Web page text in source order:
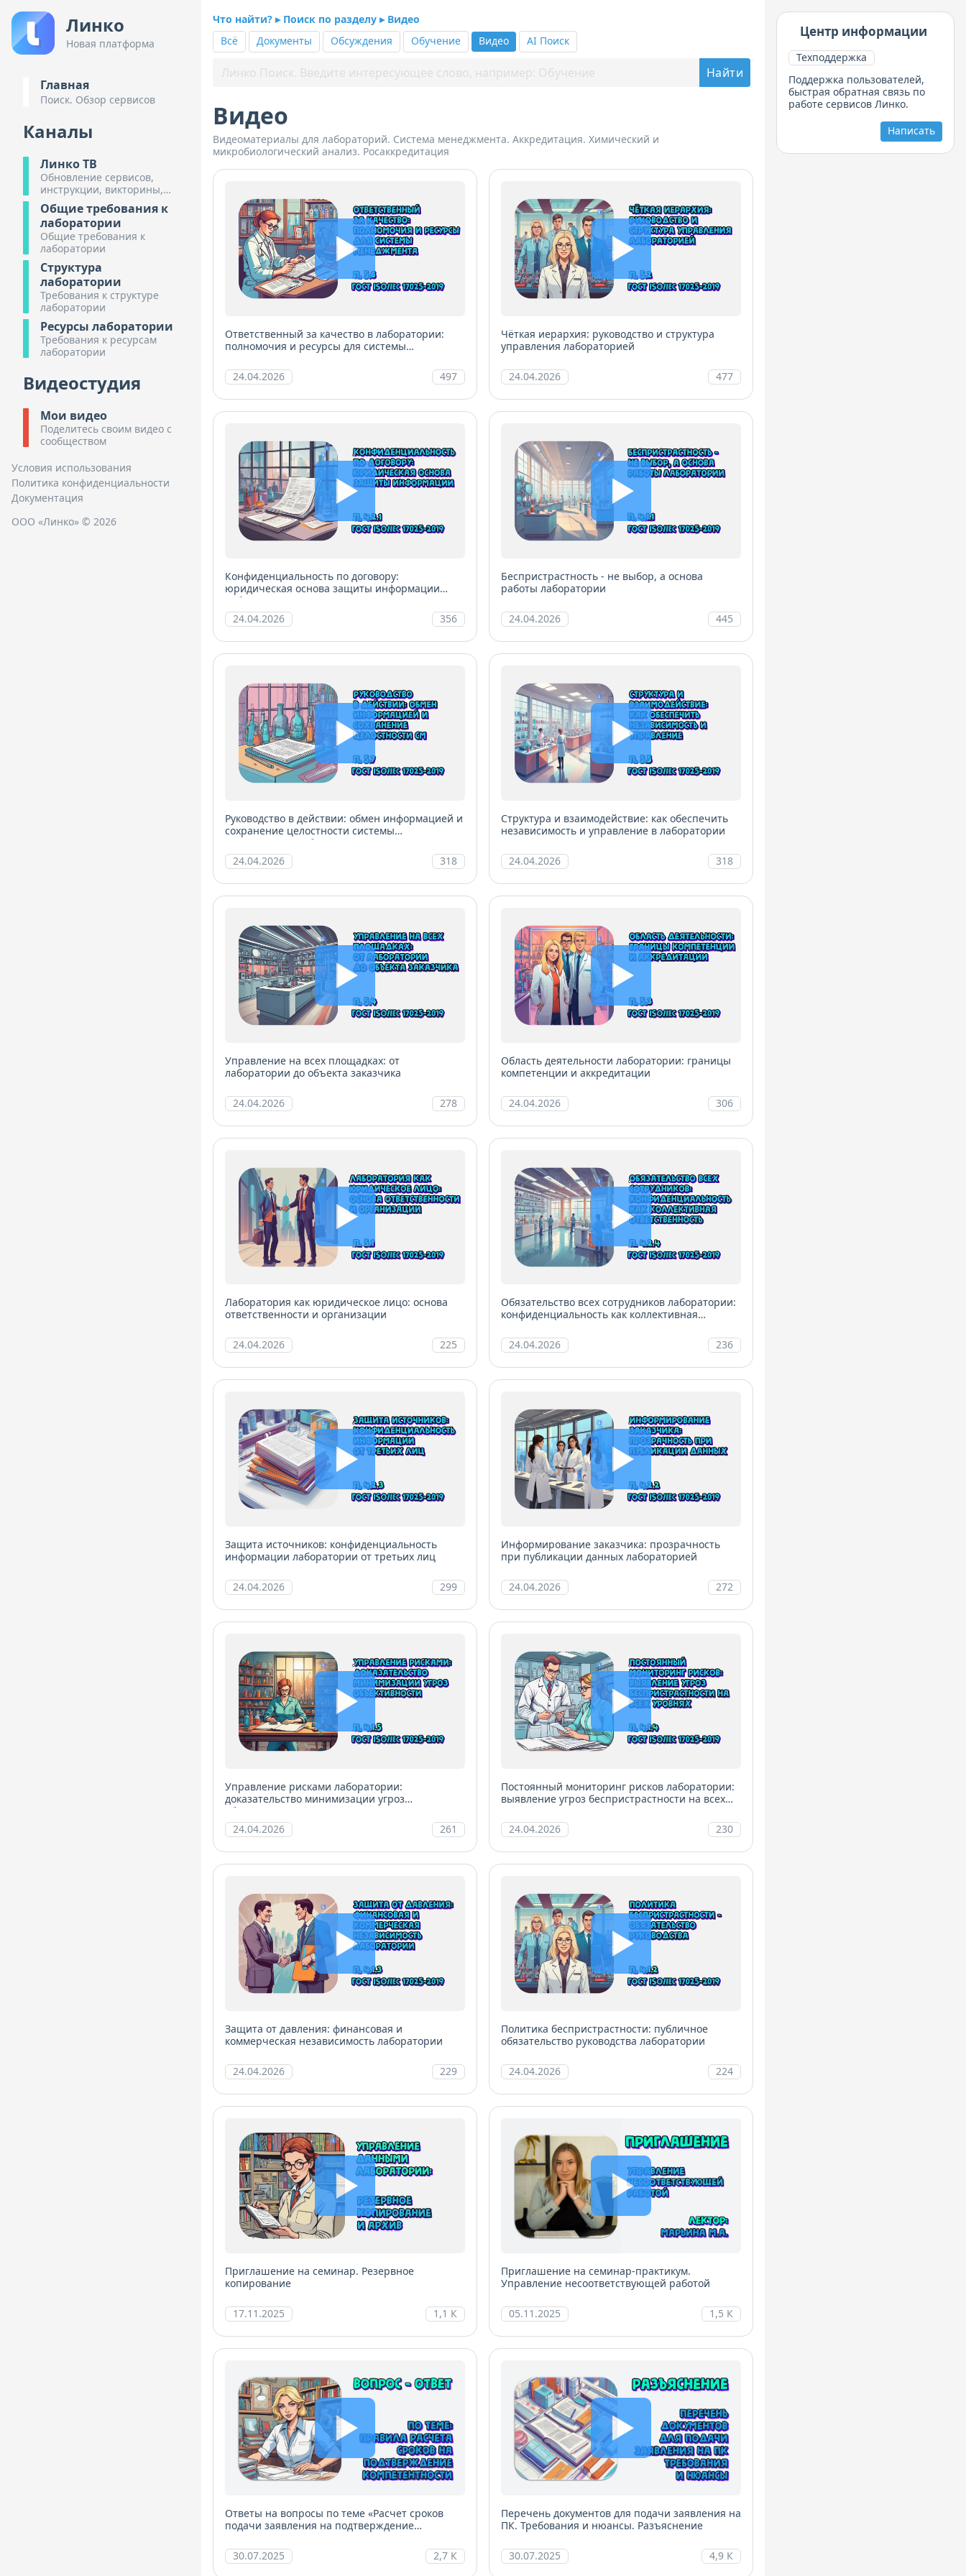
Линко
Новая платформа
Главная
Поиск. Обзор сервисов
Каналы
Линко ТВ
Обновление сервисов,
инструкции, викторины,
обзоры предстоящих
мероприятий.
Общие требования к
лаборатории
Общие требования к
лаборатории
Структура
лаборатории
Требования к структуре
лаборатории
Ресурсы лаборатории
Требования к ресурсам
лаборатории
Видеостудия
Мои видео
Поделитесь своим видео с
сообществом
Условия использования
Политика конфиденциальности
Документация
ООО «Линко» © 2026
Что найти? ▸ Поиск по разделу ▸ Видео
Всё
Документы Обсуждения Обучение Видео AI Поиск
Видео
Видеоматериалы для лабораторий. Система менеджмента. Аккредитация. Химический и
микробиологический анализ. Росаккредитация
Ответственный за качество в лаборатории:
полномочия и ресурсы для системы
24.04.2026
497
Чёткая иерархия: руководство и структура
управления лабораторией
24.04.2026 477
Конфиденциальность по договору:
юридическая основа защиты информации
лаборатории
24.04.2026
356
Беспристрастность - не выбор, а основа
работы лаборатории
24.04.2026 445
Руководство в действии: обмен информацией и
сохранение целостности системы
менеджмента лаборатории
24.04.2026
318
Структура и взаимодействие: как обеспечить
независимость и управление в лаборатории
24.04.2026 318
Управление на всех площадках: от
лаборатории до объекта заказчика
24.04.2026 278
Область деятельности лаборатории: границы
компетенции и аккредитации
24.04.2026 306
Лаборатория как юридическое лицо: основа
ответственности и организации
24.04.2026 225
Обязательство всех сотрудников лаборатории:
конфиденциальность как коллективная
24.04.2026
236
Защита источников: конфиденциальность
информации лаборатории от третьих лиц
24.04.2026 299
Информирование заказчика: прозрачность
при публикации данных лабораторией
24.04.2026 272
Управление рисками лаборатории:
доказательство минимизации угроз
объективности
24.04.2026
261
Постоянный мониторинг рисков лаборатории:
выявление угроз беспристрастности на всех
24.04.2026
230
Защита от давления: финансовая и
коммерческая независимость лаборатории
24.04.2026 229
Политика беспристрастности: публичное
обязательство руководства лаборатории
24.04.2026 224
Приглашение на семинар. Резервное
копирование
17.11.2025 1,1 К
Приглашение на семинар-практикум.
Управление несоответствующей работой
05.11.2025 1,5 К
Ответы на вопросы по теме «Расчет сроков
подачи заявления на подтверждение
30.07.2025
2,7 К
Перечень документов для подачи заявления на
ПК. Требования и нюансы. Разъяснение
30.07.2025 4,9 К
Центр информации
Техподдержка
Поддержка пользователей,
быстрая обратная связь по
работе сервисов Линко.
Написать